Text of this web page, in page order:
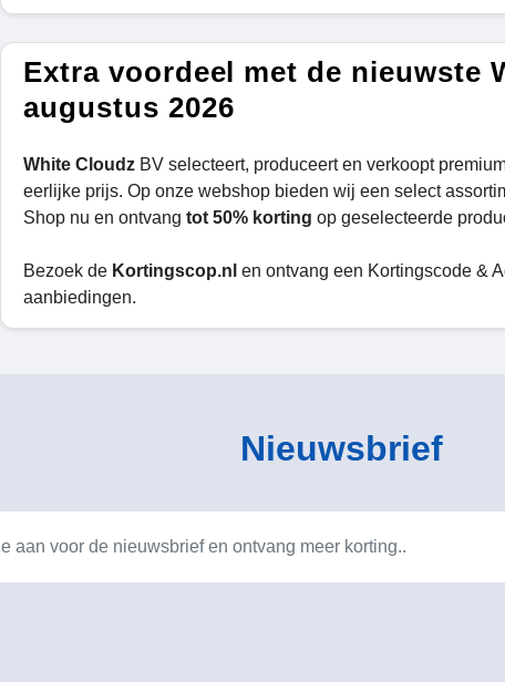
Extra voordeel met de nieuwste
augustus 2026
White Cloudz BV selecteert, produceert en verkoopt
eerlijke prijs. Op onze webshop bieden wij een select
Shop nu en ontvang tot 50% korting op geselecteerde
Bezoek de Kortingscop.nl en ontvang een Kortingscode &
aanbiedingen.
Nieuwsbrief